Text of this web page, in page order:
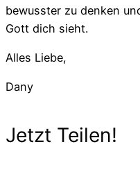
bewusster zu denken
Gott dich sieht.
Alles Liebe,
Dany
Jetzt Teilen!